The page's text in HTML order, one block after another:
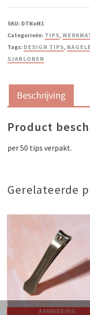
SKU: DTNaM1
Categorieën: TIPS,
Tags: DESIGN TIPS,
SJABLONEN
Beschrijving
Product
per 50 tips verpakt.
Gerelateerde
AANBIEDING